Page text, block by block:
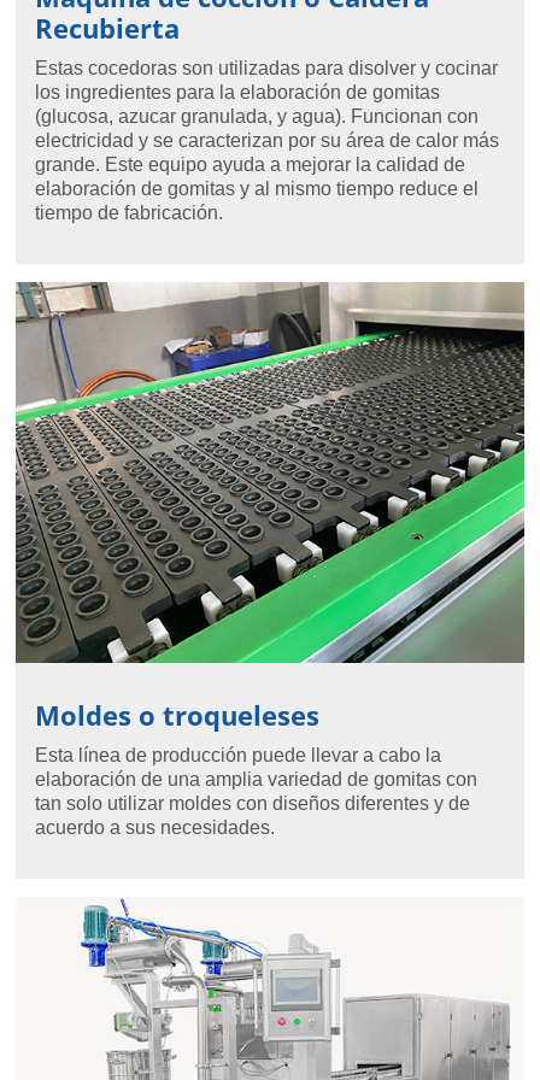
Recubierta
Estas cocedoras son utilizadas para disolver y cocinar
los ingredientes para la elaboración de gomitas
(glucosa, azucar granulada, y agua). Funcionan con
electricidad y se caracterizan por su área de calor más
grande. Este equipo ayuda a mejorar la calidad de
elaboración de gomitas y al mismo tiempo reduce el
tiempo de fabricación.
Moldes o troqueleses
Esta línea de producción puede llevar a cabo la
elaboración de una amplia variedad de gomitas con
tan solo utilizar moldes con diseños diferentes y de
acuerdo a sus necesidades.